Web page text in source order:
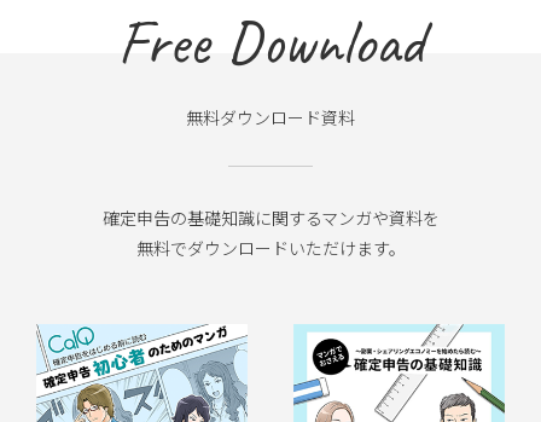
Free Download
無料ダウンロード資料
確定申告の基礎知識に関するマンガや資料を
無料でダウンロードいただけます。